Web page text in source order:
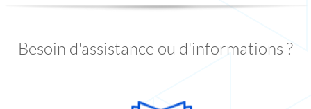
Besoin d'assistance ou d'informations ?